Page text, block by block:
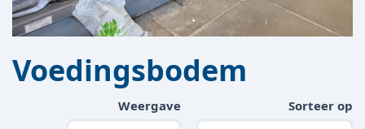
Voedingsbodem
Weergave Sorteer op